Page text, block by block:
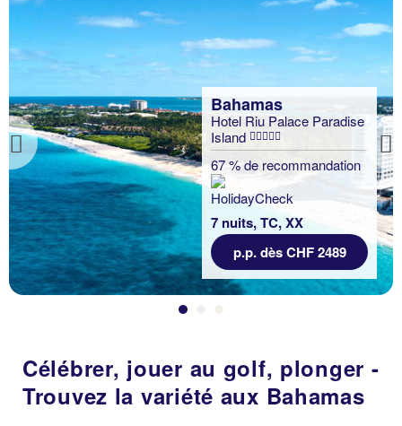
Previous
Bahamas
Hotel Riu Palace Paradise
Island
67 % de recommandation
7 nuits, TC, XX
p.p. dès CHF 2489
Célébrer, jouer au golf, plonger -
Trouvez la variété aux Bahamas